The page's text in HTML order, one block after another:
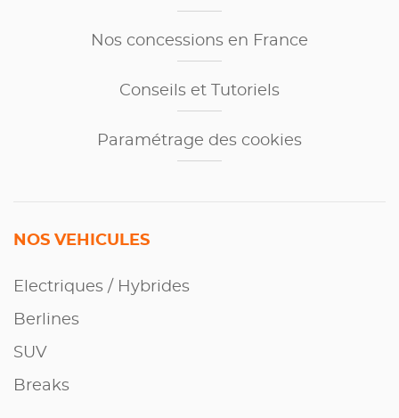
Nos concessions en France
Conseils et Tutoriels
Paramétrage des cookies
NOS VEHICULES
Electriques / Hybrides
Berlines
SUV
Breaks